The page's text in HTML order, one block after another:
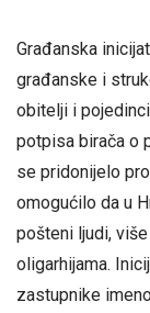
Građanska
građanske i
obitelji i
potpisa birača o
se pridonijelo
omogućilo da u
pošteni ljudi,
oligarhijama.
zastupnike